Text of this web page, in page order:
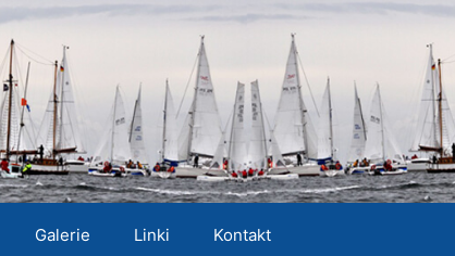
Galerie Linki Kontakt